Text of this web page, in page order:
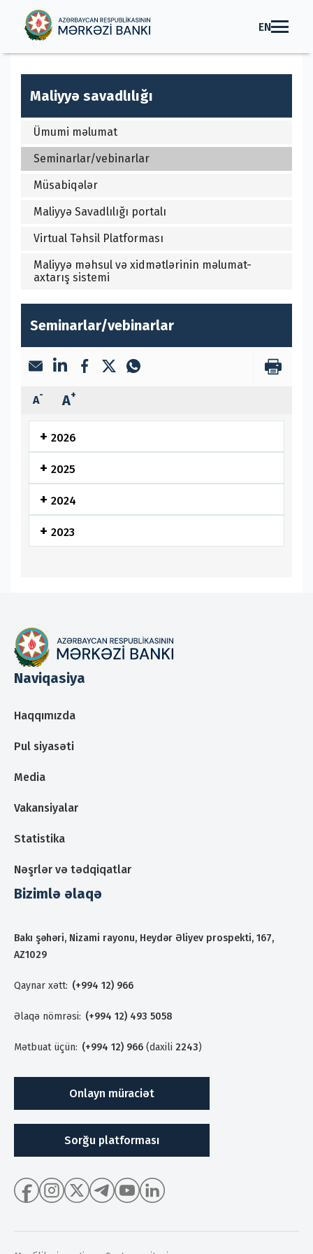
EN
Maliyyə savadlılığı
Ümumi məlumat
Seminarlar/vebinarlar
Müsabiqələr
Maliyyə Savadlılığı portalı
Virtual Təhsil Platforması
Maliyyə məhsul və xidmətlərinin məlumat-
axtarış sistemi
Seminarlar/vebinarlar
A- A+
2026
2025
2024
2023
Naviqasiya
Haqqımızda
Pul siyasəti
Media
Vakansiyalar
Statistika
Nəşrlər və tədqiqatlar
Bizimlə əlaqə
Bakı şəhəri, Nizami rayonu, Heydər Əliyev prospekti, 167,
AZ1029
Qaynar xətt: (+994 12) 966
Əlaqə nömrəsi: (+994 12) 493 5058
Mətbuat üçün: (+994 12) 966 (daxili 2243)
Onlayn müraciət
Sorğu platforması